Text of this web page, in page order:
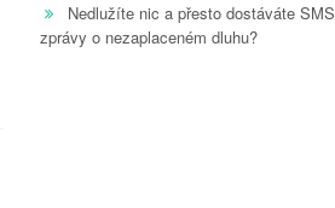
Nedlužíte nic a přesto dostáváte SMS
zprávy o nezaplaceném dluhu?